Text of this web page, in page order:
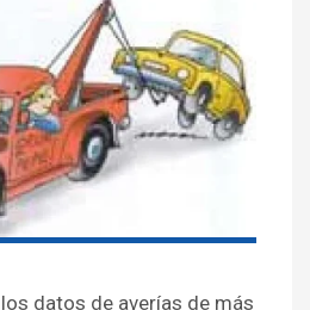
datos de averías de más